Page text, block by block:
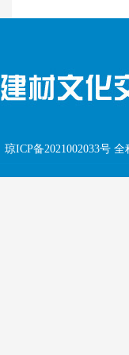
琼ICP备2021002033号 全